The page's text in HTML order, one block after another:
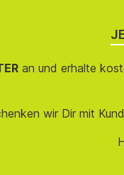
an und erhalte
wir Dir mit